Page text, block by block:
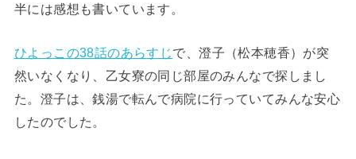
半には感想も書いています。
ひよっこの38話のあらすじで、澄子（松本穂香）が突
然いなくなり、乙女寮の同じ部屋のみんなで探しまし
た。澄子は、銭湯で転んで病院に行っていてみんな安心
したのでした。